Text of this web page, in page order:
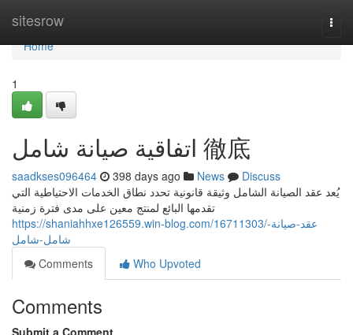
sitesrow
Home
Home
1
اتفاقية صيانة شامل 徹底
saadkses096464 398 days ago News
Discuss
يُعد عقد الصيانة الشامل وثيقة قانونية تحدد نطاق الخدمات الاحتياطية التي
تقدمها البائع لمنتج معين على مدى فترة زمنية
https://shaniahhxe126559.win-blog.com/16711303/عقد-صيانة-
شامل-شامل
Comments
Who Upvoted
Comments
Submit a Comment